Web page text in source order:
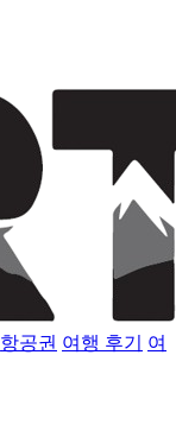
항공권 여행 후기
여